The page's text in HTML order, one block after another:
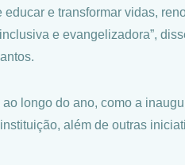
e transformar vidas,
e evangelizadora”,
longo do ano, como a
além de outras